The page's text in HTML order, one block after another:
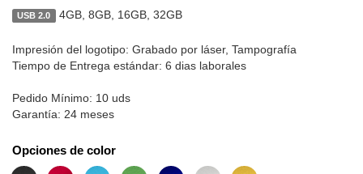
USB 2.0 4GB, 8GB, 16GB, 32GB
Impresión del logotipo: Grabado por láser, Tampografía
Tiempo de Entrega estándar: 6 dias laborales
Pedido Mínimo: 10 uds
Garantía: 24 meses
Opciones de color